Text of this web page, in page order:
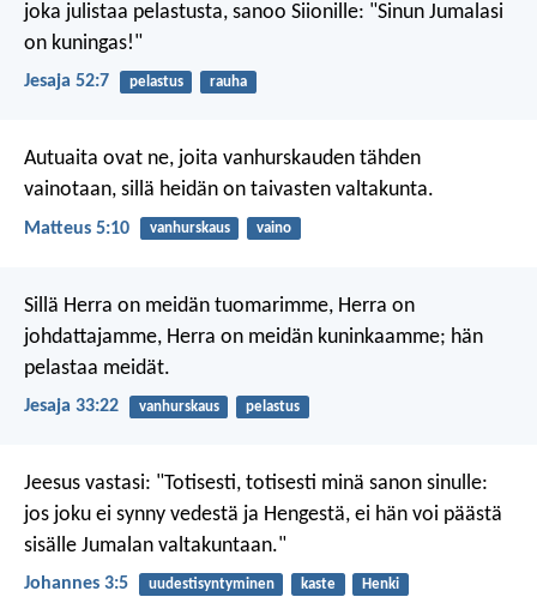
joka julistaa pelastusta, sanoo Siionille: "Sinun Jumalasi
on kuningas!"
Jesaja 52:7 pelastus rauha
Autuaita ovat ne, joita vanhurskauden tähden
vainotaan, sillä heidän on taivasten valtakunta.
Matteus 5:10 vanhurskaus vaino
Sillä Herra on meidän tuomarimme, Herra on
johdattajamme, Herra on meidän kuninkaamme; hän
pelastaa meidät.
Jesaja 33:22 vanhurskaus pelastus
Jeesus vastasi: "Totisesti, totisesti minä sanon sinulle:
jos joku ei synny vedestä ja Hengestä, ei hän voi päästä
sisälle Jumalan valtakuntaan."
Johannes 3:5 uudestisyntyminen kaste Henki